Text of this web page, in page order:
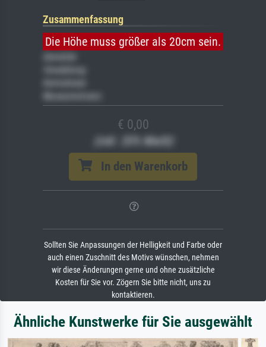
Zusammenfassung
Die Höhe muss größer als 20cm sein.
Veredelung
Museumslizenz
€ 0,00
(inkl. 20% MwSt)
In den Warenkorb
Sollten Sie Anpassungen der Helligkeit und Farbe oder
auch einen Zuschnitt des Motivs wünschen, nehmen
wir diese Änderungen gerne und ohne zusätzliche
Kosten für Sie vor. Zögern Sie bitte nicht, uns zu
kontaktieren.
Ähnliche Kunstwerke für Sie ausgewählt